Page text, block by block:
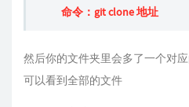
命令：git clone 地址
然后你的文件夹里会多了一个对
可以看到全部的文件